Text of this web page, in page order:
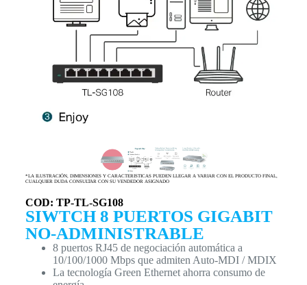
*LA ILUSTRACIÓN, DIMENSIONES Y CARACTERISTICAS PUEDEN LLEGAR A VARIAR CON EL PRODUCTO FINAL,
CUALQUIER DUDA CONSULTAR CON SU VENDEDOR ASIGNADO
COD: TP-TL-SG108
SIWTCH 8 PUERTOS GIGABIT
NO-ADMINISTRABLE
8 puertos RJ45 de negociación automática a
10/100/1000 Mbps que admiten Auto-MDI / MDIX
La tecnología Green Ethernet ahorra consumo de